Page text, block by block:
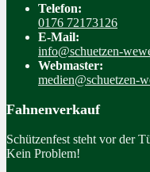
Telefon:
0176 72173126
E-Mail:
info@schuetzen-
Webmaster:
medien@schuetzen-
Fahnenverkauf
Schützenfest steht vor der
Kein Problem!